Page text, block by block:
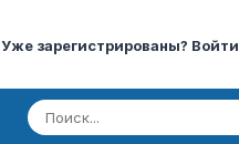
Уже зарегистрированы? Войти